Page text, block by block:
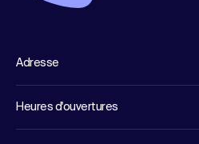
Adresse
Heures d'ouvertures